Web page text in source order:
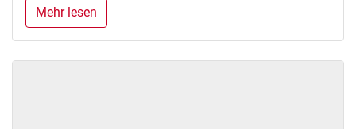
Mehr lesen